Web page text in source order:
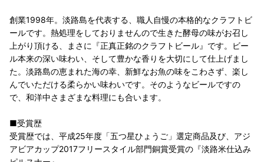
創業1998年。淡路島を代表する、職人自慢の本格的なクラフトビ
ールです。熱処理をしておりませんので生きた酵母の味がお召し
上がり頂ける、まさに『正真正銘のクラフトビール』です。ビー
ル本来の深い味わい、そして豊かな香りを大切にして仕上げまし
た。淡路島の恵まれた海の幸、新鮮なお魚の味をこわさず、楽し
んでいただける柔らかい味わいです。そのようなビールですの
で、和洋中さまざまな料理にも合います。
■受賞歴
受賞歴では、平成25年度「五つ星ひょうご」選定商品及び、アジ
アビアカップ2017フリースタイル部門銅賞受賞の『淡路米仕込み